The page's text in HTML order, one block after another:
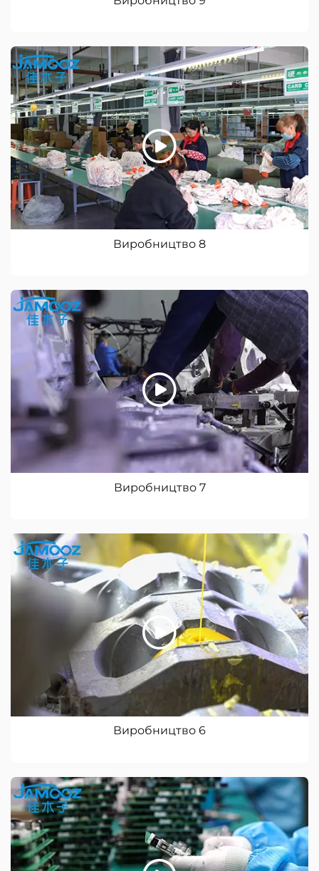
Виробництво 8
Виробництво 7
Виробництво 6